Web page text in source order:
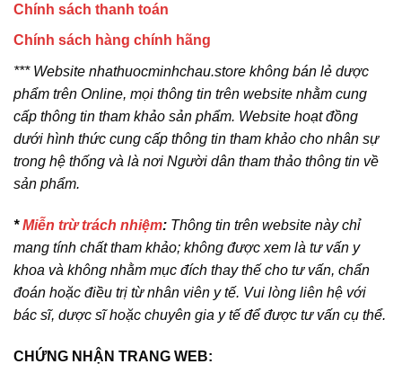
Chính sách thanh toán
Chính sách hàng chính hãng
*** Website nhathuocminhchau.store không bán lẻ dược
phẩm trên Online, mọi thông tin trên website nhằm cung
cấp thông tin tham khảo sản phẩm. Website hoạt đồng
dưới hình thức cung cấp thông tin tham khảo cho nhân sự
trong hệ thống và là nơi Người dân tham thảo thông tin về
sản phẩm.
*Miễn trừ trách nhiệm: Thông tin trên website này chỉ
mang tính chất tham khảo; không được xem là tư vấn y
khoa và không nhằm mục đích thay thế cho tư vấn, chẩn
đoán hoặc điều trị từ nhân viên y tế. Vui lòng liên hệ với
bác sĩ, dược sĩ hoặc chuyên gia y tế để được tư vấn cụ thể.
CHỨNG NHẬN TRANG WEB: